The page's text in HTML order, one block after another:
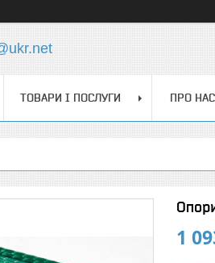
ТОВАРИ І ПОСЛУГИ ПРО НАС
1